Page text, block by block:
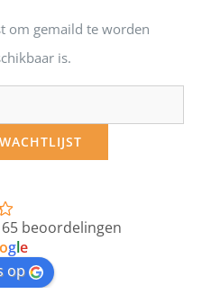
om gemaild te worden
is.
beoordelingen
ogle
op